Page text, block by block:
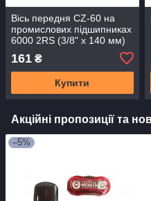
Вісь передня CZ-60 на
промислових підшипниках
6000 2RS (3/8" x 140 мм)
161 ₴
Купити
Акційні пропозиції та
–5%